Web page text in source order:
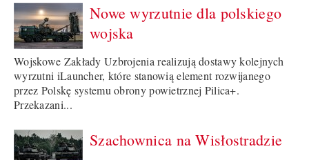
Nowe wyrzutnie dla polskiego
wojska
Wojskowe Zakłady Uzbrojenia realizują dostawy kolejnych
wyrzutni iLauncher, które stanowią element rozwijanego
przez Polskę systemu obrony powietrznej Pilica+.
Przekazani...
Szachownica na Wisłostradzie